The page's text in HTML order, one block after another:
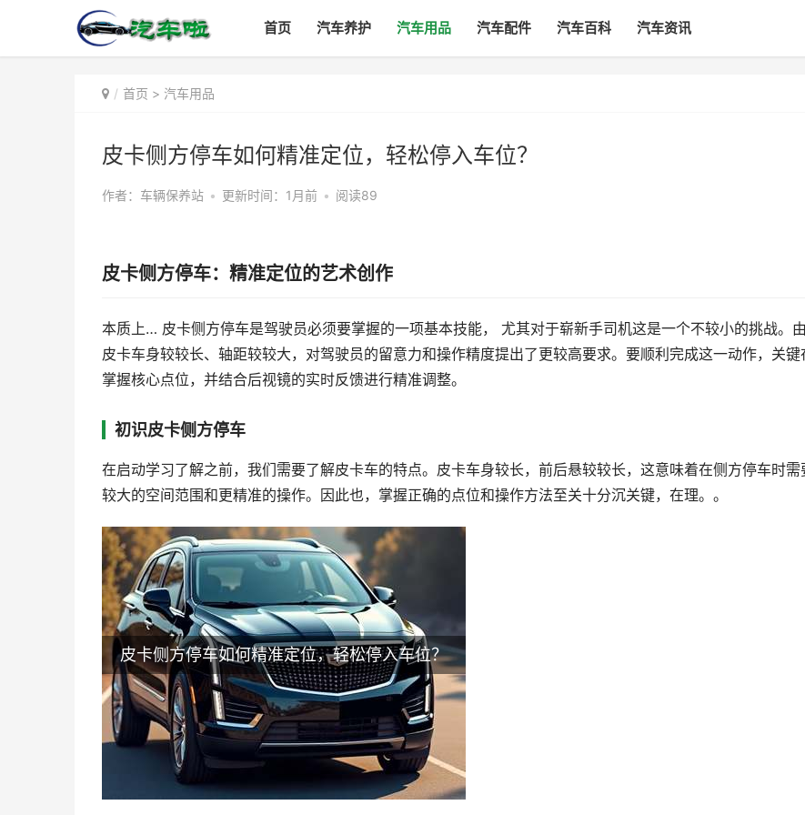
首页 汽车养护 汽车用品 汽车配件 汽车百科 汽车资讯
首页 > 汽车用品
皮卡侧方停车如何精准定位，轻松停入车位？
作者：车辆保养站 • 更新时间：1月前 • 阅读89
皮卡侧方停车：精准定位的艺术创作
本质上… 皮卡侧方停车是驾驶员必须要掌握的一项基本技能， 尤其对于崭新手司机这是一个不较小的挑战。
皮卡车身较较长、轴距较较大，对驾驶员的留意力和操作精度提出了更较高要求。要顺利完成这一动作，关键
掌握核心点位，并结合后视镜的实时反馈进行精准调整。
初识皮卡侧方停车
在启动学习了解之前，我们需要了解皮卡车的特点。皮卡车身较长，前后悬较较长，这意味着在侧方停车时需
较大的空间范围和更精准的操作。因此也，掌握正确的点位和操作方法至关十分沉关键，在理。。
皮卡侧方停车如何精准定位，轻松停入车位？